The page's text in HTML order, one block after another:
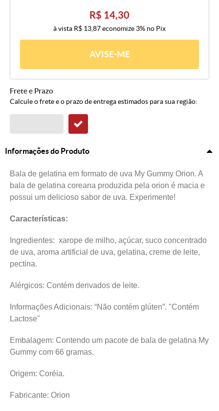
R$ 14,30
à vista R$ 13,87economize 3% no Pix
AVISE-ME
Frete e Prazo
Calcule o frete e o prazo de entrega estimados para sua região:
Informações do Produto
Bala de gelatina em formato de uva My Gummy Orion. A
bala de gelatina coreana produzida pela orion é macia e
possui um delicioso sabor de uva. Experimente!
Características:
Ingredientes: xarope de milho, açúcar, suco concentrado
de uva, aroma artificial de uva, gelatina, creme de leite,
pectina.
Alérgicos: Contém derivados de leite.
Informações Adicionais: “Não contém glúten”. "Contém
Lactose"
Embalagem: Contendo um pacote de bala de gelatina My
Gummy com 66 gramas.
Origem: Coréia.
Fabricante: Orion